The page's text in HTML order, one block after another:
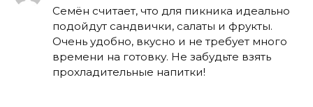
Семён считает, что для пикника идеально
подойдут сандвички, салаты и фрукты.
Очень удобно, вкусно и не требует много
времени на готовку. Не забудьте взять
прохладительные напитки!